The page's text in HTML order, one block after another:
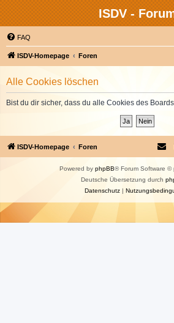
ISDV -
FAQ
ISDV-Homepage Foren
Alle Cookies löschen
Bist du dir sicher, dass du alle Cookies des
ISDV-Homepage Foren
Powered by phpBB® Forum Software ©
Deutsche Übersetzung durch
Datenschutz|